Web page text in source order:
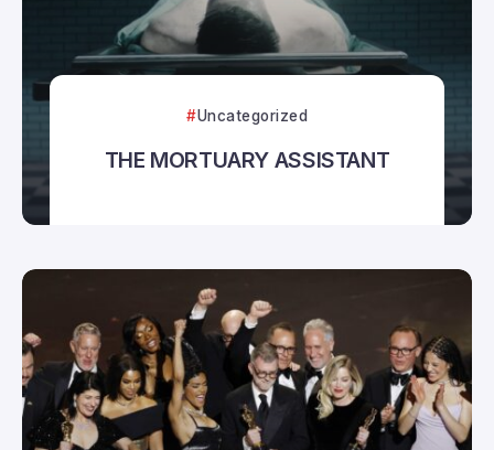
Uncategorized
THE MORTUARY ASSISTANT